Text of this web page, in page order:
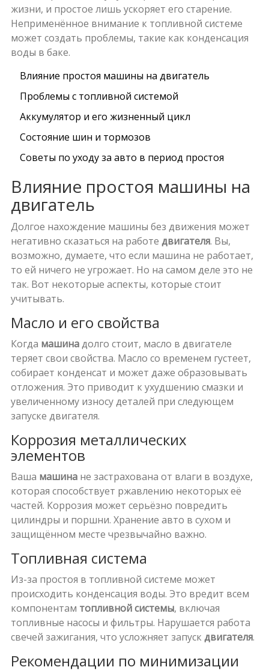
жизни, и простое лишь ускоряет его старение.
Неприменённое внимание к топливной системе
может создать проблемы, такие как конденсация
воды в баке.
Влияние простоя машины на двигатель
Проблемы с топливной системой
Аккумулятор и его жизненный цикл
Состояние шин и тормозов
Советы по уходу за авто в период простоя
Влияние простоя машины на
двигатель
Долгое нахождение машины без движения может
негативно сказаться на работе двигателя. Вы,
возможно, думаете, что если машина не работает,
то ей ничего не угрожает. Но на самом деле это не
так. Вот некоторые аспекты, которые стоит
учитывать.
Масло и его свойства
Когда машинадолго стоит, масло в двигателе
теряет свои свойства. Масло со временем густеет,
собирает конденсат и может даже образовывать
отложения. Это приводит к ухудшению смазки и
увеличенному износу деталей при следующем
запуске двигателя.
Коррозия металлических
элементов
Ваша машинане застрахована от влаги в воздухе,
которая способствует ржавлению некоторых её
частей. Коррозия может серьёзно повредить
цилиндры и поршни. Хранение авто в сухом и
защищённом месте чрезвычайно важно.
Топливная система
Из-за простоя в топливной системе может
происходить конденсация воды. Это вредит всем
компонентам топливной системы, включая
топливные насосы и фильтры. Нарушается работа
свечей зажигания, что усложняет запуск двигателя.
Рекомендации по минимизации